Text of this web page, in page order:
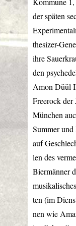
der späten
thesizer-
ihre
den
Amon Düül
Freerock
München
Summer
auf
len des
Biermänner
ten (im
nen wie